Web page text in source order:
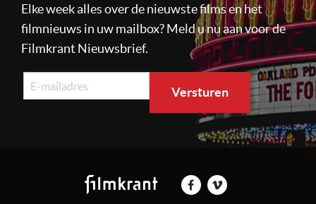
Elke week alles over de nieuwste films en het
filmnieuws in uw mailbox? Meld u nu aan voor de
Filmkrant Nieuwsbrief.